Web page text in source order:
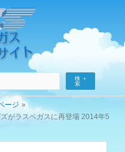
検
索
ージ
がラスベガスに再登場 2014年5